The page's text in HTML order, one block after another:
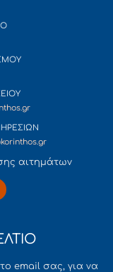
αιτημάτων
email σας, για να